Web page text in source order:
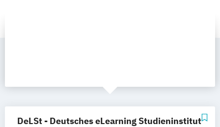
DeLSt - Deutsches eLearning Studieninstitut